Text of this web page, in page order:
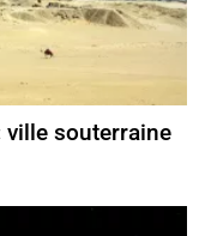
ville souterraine